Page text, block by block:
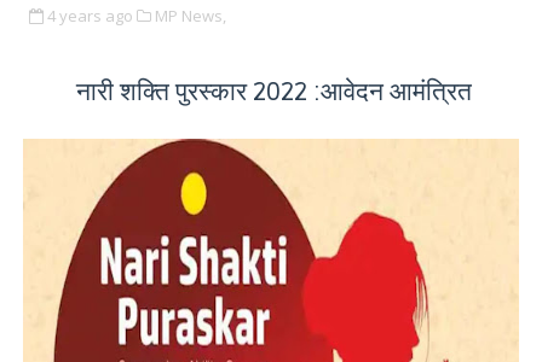
4 years ago MP News,
नारी शक्ति पुरस्कार 2022 :आवेदन आमंत्रित